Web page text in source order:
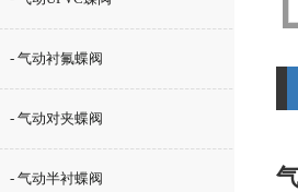
- 气动衬氟蝶阀
- 气动对夹蝶阀
- 气动半衬蝶阀